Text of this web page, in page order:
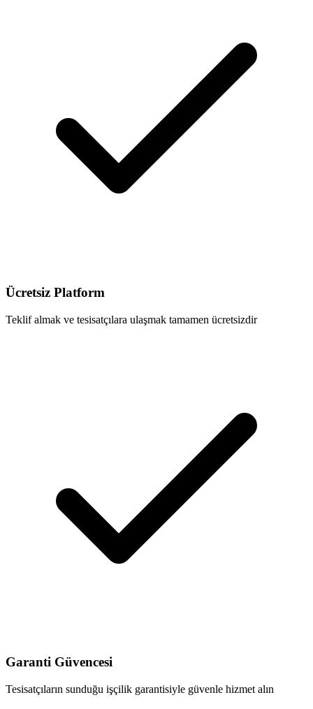
Ücretsiz Platform
Teklif almak ve tesisatçılara ulaşmak tamamen ücretsizdir
Garanti Güvencesi
Tesisatçıların sunduğu işçilik garantisiyle güvenle hizmet alın